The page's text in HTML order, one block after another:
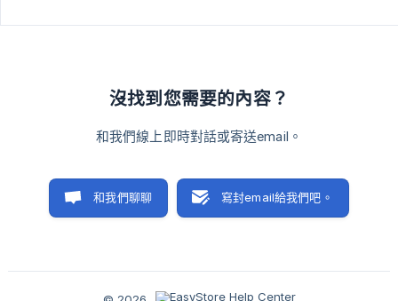
沒找到您需要的內容？
和我們線上即時對話或寄送email。
和我們聊聊 寫封email給我們吧。